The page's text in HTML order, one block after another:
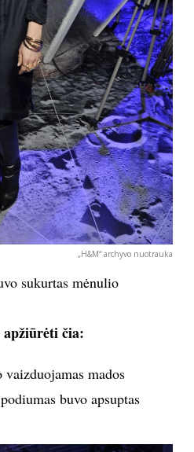
„H&M“ archyvo nuotrauka
sukurtas mėnulio
apžiūrėti čia:
mados
buvo apsuptas